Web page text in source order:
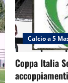
Calcio a 5
Coppa Italia